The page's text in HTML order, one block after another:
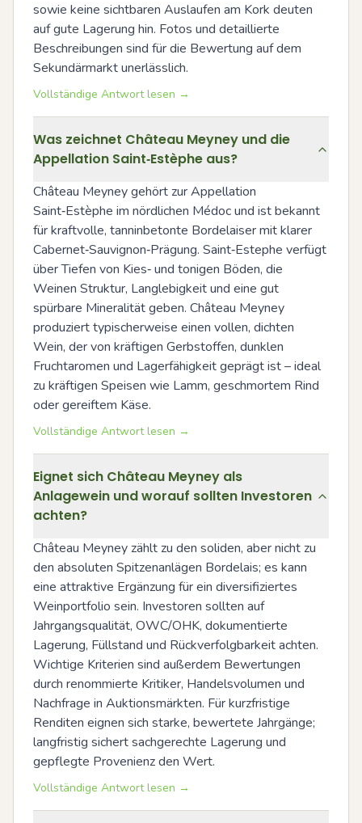
sowie keine sichtbaren Auslaufen am Kork deuten
auf gute Lagerung hin. Fotos und detaillierte
Beschreibungen sind für die Bewertung auf dem
Sekundärmarkt unerlässlich.
Vollständige Antwort lesen →
Was zeichnet Château Meyney und die
Appellation Saint‑Estèphe aus?
Château Meyney gehört zur Appellation
Saint‑Estèphe im nördlichen Médoc und ist bekannt
für kraftvolle, tanninbetonte Bordelaiser mit klarer
Cabernet‑Sauvignon‑Prägung. Saint‑Estephe verfügt
über Tiefen von Kies‑ und tonigen Böden, die
Weinen Struktur, Langlebigkeit und eine gut
spürbare Mineralität geben. Château Meyney
produziert typischerweise einen vollen, dichten
Wein, der von kräftigen Gerbstoffen, dunklen
Fruchtaromen und Lagerfähigkeit geprägt ist – ideal
zu kräftigen Speisen wie Lamm, geschmortem Rind
oder gereiftem Käse.
Vollständige Antwort lesen →
Eignet sich Château Meyney als
Anlagewein und worauf sollten Investoren
achten?
Château Meyney zählt zu den soliden, aber nicht zu
den absoluten Spitzenanlägen Bordelais; es kann
eine attraktive Ergänzung für ein diversifiziertes
Weinportfolio sein. Investoren sollten auf
Jahrgangsqualität, OWC/OHK, dokumentierte
Lagerung, Füllstand und Rückverfolgbarkeit achten.
Wichtige Kriterien sind außerdem Bewertungen
durch renommierte Kritiker, Handelsvolumen und
Nachfrage in Auktionsmärkten. Für kurzfristige
Renditen eignen sich starke, bewertete Jahrgänge;
langfristig sichert sachgerechte Lagerung und
gepflegte Provenienz den Wert.
Vollständige Antwort lesen →